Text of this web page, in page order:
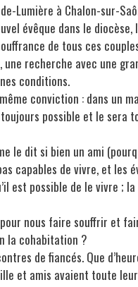
Lumière à Chalon-sur-
évêque dans le diocèse,
de tous ces
recherche avec une
conditions.
conviction : dans un
possible et le sera
le dit si bien un ami
capables de vivre, et les
est possible de le vivre ;
nous faire souffrir et
la cohabitation ?
de fiancés. Que
et amis avaient toute